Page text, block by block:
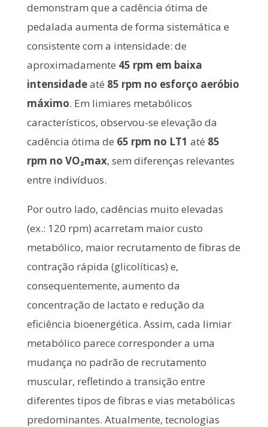
demonstram que a cadência ótima de
pedalada aumenta de forma sistemática e
consistente com a intensidade: de
aproximadamente 45 rpm em baixa
intensidadeaté 85 rpm no esforço aeróbio
máximo. Em limiares metabólicos
característicos, observou-se elevação da
cadência ótima de 65 rpm no LT1 até 85
rpm no VO₂max, sem diferenças relevantes
entre indivíduos.
Por outro lado, cadências muito elevadas
(ex.: 120 rpm) acarretam maior custo
metabólico, maior recrutamento de fibras de
contração rápida (glicolíticas) e,
consequentemente, aumento da
concentração de lactato e redução da
eficiência bioenergética. Assim, cada limiar
metabólico parece corresponder a uma
mudança no padrão de recrutamento
muscular, refletindo a transição entre
diferentes tipos de fibras e vias metabólicas
predominantes. Atualmente, tecnologias